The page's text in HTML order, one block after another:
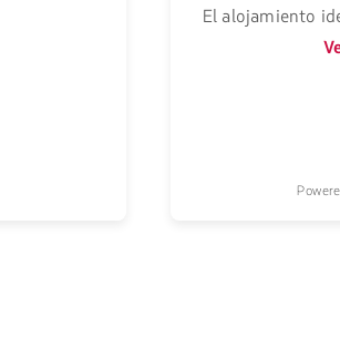
El alojamiento